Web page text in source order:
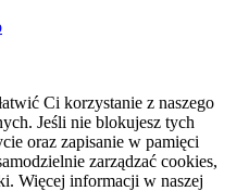
Ci korzystanie z naszego
Jeśli nie blokujesz tych
oraz zapisanie w pamięci
zarządzać cookies,
Więcej informacji w naszej